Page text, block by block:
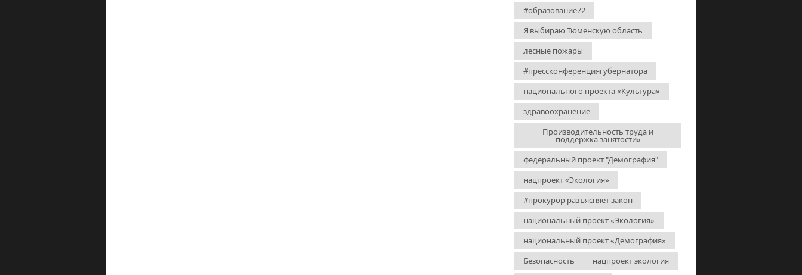
#образование72
Я выбираю Тюменскую область
лесные пожары
#прессконференциягубернатора
национального проекта «Культура»
здравоохранение
Производительность труда и
поддержка занятости»
федеральный проект "Демография"
нацпроект «Экология»
#прокурор разъясняет закон
национальный проект «Экология»
национальный проект «Демография»
Безопасность
нацпроект экология